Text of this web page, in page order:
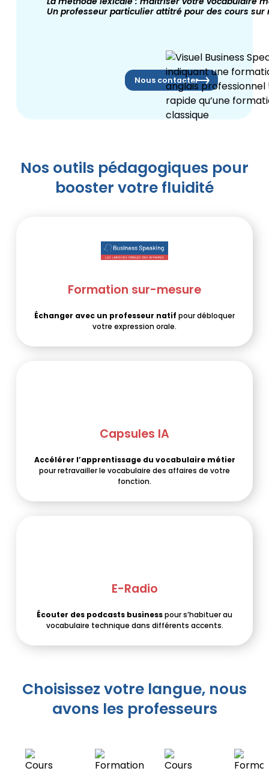
Nous contacter
Un professeur particulier attitré pour des cours sur
Nos outils pédagogiques pour
booster votre fluidité
Formation sur-mesure
Échanger avec un professeur natif pour débloquer
votre expression orale.
Capsules IA
Accélérer l’apprentissage du vocabulaire métier
pour retravailler le vocabulaire des affaires de votre
fonction.
E-Radio
Écouter des podcasts businesspour s’habituer au
vocabulaire technique dans différents accents.
Choisissez votre langue, nous
avons les professeurs